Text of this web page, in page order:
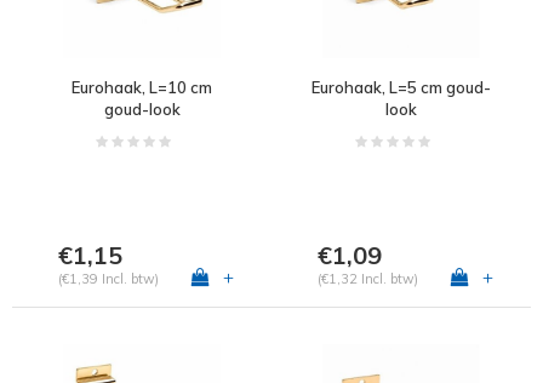
Eurohaak, L=10 cm
goud-look
€1,15
(€1,39 Incl. btw) +
Eurohaak, L=5 cm goud-
look
€1,09
(€1,32 Incl. btw) +